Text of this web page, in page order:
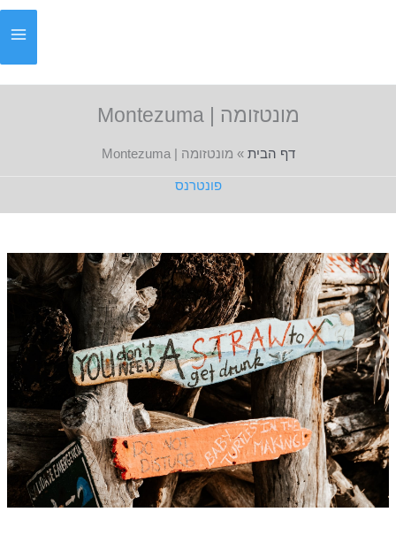
מונטזומה | Montezuma
דף הבית » מונטזומה | Montezuma
פונטרנס